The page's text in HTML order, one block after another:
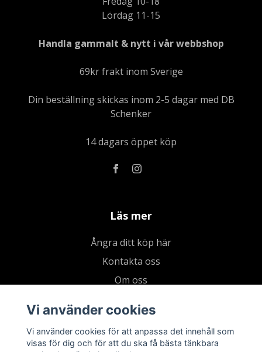
Lördag 11-15
Handla gammalt & nytt i vår webbshop
69kr frakt inom Sverige
Din beställning skickas inom 2-5 dagar med DB
Schenker
14 dagars öppet köp
Läs mer
Ångra ditt köp här
Kontakta oss
Om oss
Kundklubb
Presentkort
Vi använder cookies
Vi använder cookies för att anpassa det innehåll som
visas för dig och för att du ska få bästa tänkbara